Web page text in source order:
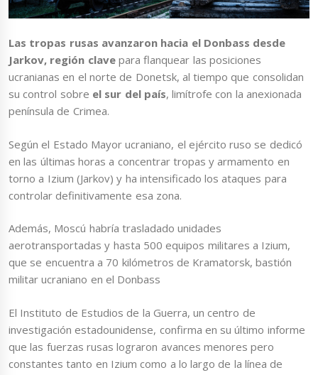
Las tropas rusas avanzaron hacia el Donbass desde
Jarkov, región clavepara flanquear las posiciones
ucranianas en el norte de Donetsk, al tiempo que consolidan
su control sobre el sur del país, limítrofe con la anexionada
península de Crimea.
Según el Estado Mayor ucraniano, el ejército ruso se dedicó
en las últimas horas a concentrar tropas y armamento en
torno a Izium (Jarkov) y ha intensificado los ataques para
controlar definitivamente esa zona.
Además, Moscú habría trasladado unidades
aerotransportadas y hasta 500 equipos militares a Izium,
que se encuentra a 70 kilómetros de Kramatorsk, bastión
militar ucraniano en el Donbass
El Instituto de Estudios de la Guerra, un centro de
investigación estadounidense, confirma en su último informe
que las fuerzas rusas lograron avances menores pero
constantes tanto en Izium como a lo largo de la línea de